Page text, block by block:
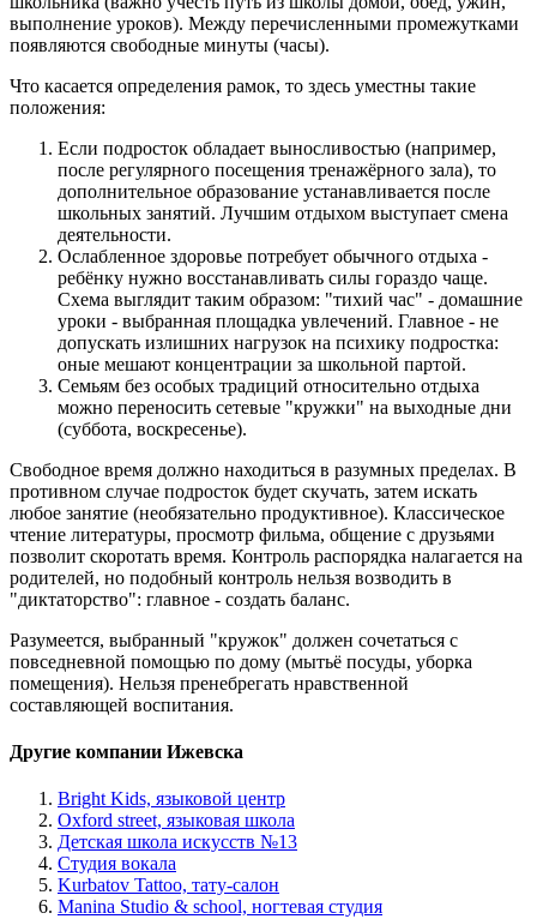
выполнение уроков). Между перечисленными промежутками
появляются свободные минуты (часы).
Что касается определения рамок, то здесь уместны такие
положения:
Если подросток обладает выносливостью (например,
после регулярного посещения тренажёрного зала), то
дополнительное образование устанавливается после
школьных занятий. Лучшим отдыхом выступает смена
деятельности.
Ослабленное здоровье потребует обычного отдыха -
ребёнку нужно восстанавливать силы гораздо чаще.
Схема выглядит таким образом: "тихий час" - домашние
уроки - выбранная площадка увлечений. Главное - не
допускать излишних нагрузок на психику подростка:
оные мешают концентрации за школьной партой.
Семьям без особых традиций относительно отдыха
можно переносить сетевые "кружки" на выходные дни
(суббота, воскресенье).
Свободное время должно находиться в разумных пределах. В
противном случае подросток будет скучать, затем искать
любое занятие (необязательно продуктивное). Классическое
чтение литературы, просмотр фильма, общение с друзьями
позволит скоротать время. Контроль распорядка налагается на
родителей, но подобный контроль нельзя возводить в
"диктаторство": главное - создать баланс.
Разумеется, выбранный "кружок" должен сочетаться с
повседневной помощью по дому (мытьё посуды, уборка
помещения). Нельзя пренебрегать нравственной
составляющей воспитания.
Другие компании Ижевска
Bright Kids, языковой центр
Oxford street, языковая школа
Детская школа искусств №13
Студия вокала
Kurbatov Tattoo, тату-салон
Manina Studio & school, ногтевая студия